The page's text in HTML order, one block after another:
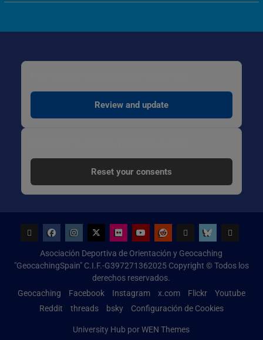
Review and update
Reset your consents
Asociación Deportiva de Orientación y Geocaching
"GeocachingSpain" C.I.F.-G397271362025 Copyright © Todos los
derechos reservados.
Geocaching
Facebook Instagram x.com Flickr
Youtube
Reddit
threads bsky Configuración de Cookies
University Hub porWEN Themes